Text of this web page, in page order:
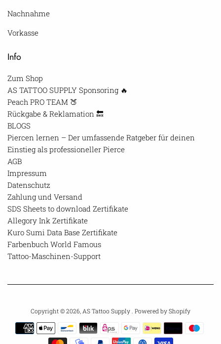
Nachnahme
Vorkasse
Info
Zum Shop
AS TATTOO SUPPLY Sponsoring 🔥
Peach PRO TEAM 🍑
Rückgabe & Reklamation 🔙
BLOGS
Piercen lernen – Der umfassende Ratgeber für deinen
Einstieg als professioneller Pierce
AGB
Impressum
Datenschutz
Zahlung und Versand
SDS Sheets to download Zertifikate
Allegory Ink Zertifikate
Kuro Sumi Data Base Zertifikate
Farbenbuch World Famous
Tattoo-Maschinen-Support
Copyright © 2026, AS Tattoo Supply . Powered by Shopify
Payment
icons